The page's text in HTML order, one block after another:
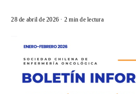
28 de abril de 2026 · 2 min de lectura